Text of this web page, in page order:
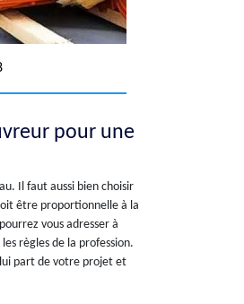
pour une
Il faut aussi bien choisir
être proportionnelle à la
vous adresser à
règles de la profession.
lui part de votre projet et